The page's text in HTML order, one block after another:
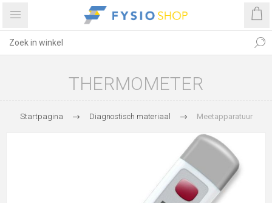
THERMOMETER
Startpagina Diagnostisch materiaal Meetapparatuur